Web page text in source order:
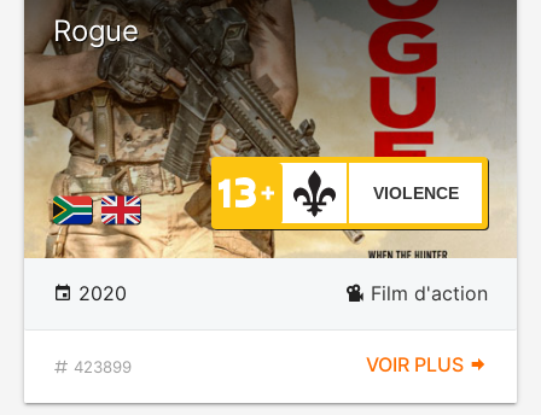
Rogue
VIOLENCE
2020 Film d'action
423899 VOIR PLUS